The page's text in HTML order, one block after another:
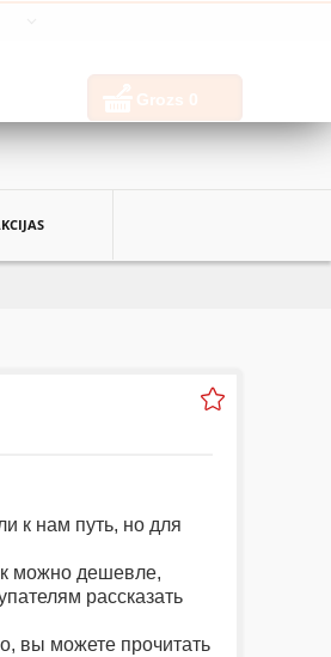
Grozs 0
к нам путь, но для
можно дешевле,
рассказать
вы можете прочитать